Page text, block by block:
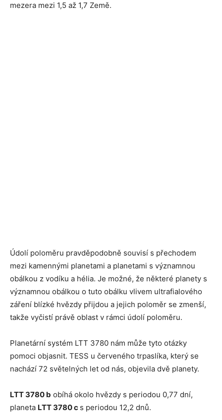
mezera mezi 1,5 až 1,7 Země.
Údolí poloměru pravděpodobně souvisí s přechodem
mezi kamennými planetami a planetami s významnou
obálkou z vodíku a hélia. Je možné, že některé planety s
významnou obálkou o tuto obálku vlivem ultrafialového
záření blízké hvězdy přijdou a jejich poloměr se zmenší,
takže vyčistí právě oblast v rámci údolí poloměru.
Planetární systém LTT 3780 nám může tyto otázky
pomoci objasnit. TESS u červeného trpaslíka, který se
nachází 72 světelných let od nás, objevila dvě planety.
LTT 3780 b obíhá okolo hvězdy s periodou 0,77 dní,
planeta LTT 3780 c s periodou 12,2 dnů.